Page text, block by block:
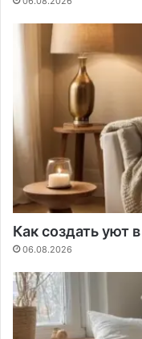
Как создать уют
06.08.2026